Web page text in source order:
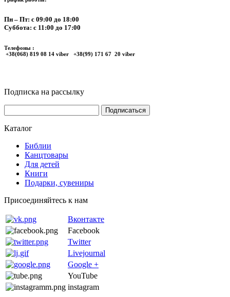
Пн – Пт: с 09:00 до 18:00
Суббота: с 11:00 до 17:00
Телефоны :
+38(068) 819 08 14 viber +38(99) 171 67 20 viber
Подписка на рассылку
Каталог
Библии
Канцтовары
Для детей
Книги
Подарки, сувениры
Присоединяйтесь к нам
Вконтакте
Facebook
Twitter
Livejournal
Google +
YouTube
instagram